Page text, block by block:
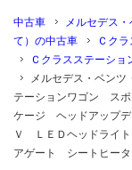
中古車 メルセデス
て）の中古車
Ｃク
Ｃクラスステーショ
メルセデス・ベン
テーションワゴン ス
ケージ ヘッドアップ
Ｖ ＬＥＤヘッドライ
アゲート シートヒー